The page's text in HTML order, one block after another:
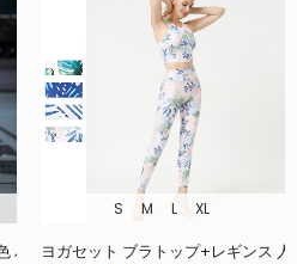
ハイウエスト メッシュ 切り替 脚やせ
S M L XL
ヨガセット ブラトップ+レギンス